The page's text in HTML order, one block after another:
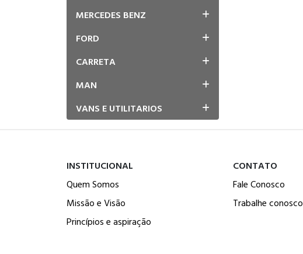
MERCEDES BENZ
FORD
CARRETA
MAN
VANS E UTILITARIOS
INSTITUCIONAL
Quem Somos
Missão e Visão
Princípios e aspiração
CONTATO
Fale Conosco
Trabalhe conosco